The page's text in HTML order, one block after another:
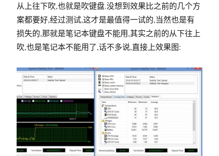
从上往下吹,也就是吹键盘.没想到效果比之前的几个方
案都要好,经过测试,这才是最值得一试的,当然也是有
损失的,那就是笔记本键盘不能用,其实之前的从下往上
吹,也是笔记本不能用了,话不多说,直接上效果图: